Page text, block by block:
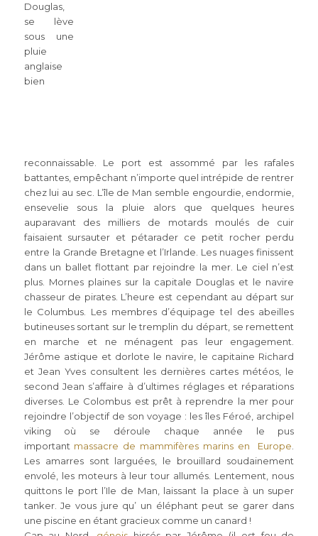
Douglas,
se lève
sous une
pluie
anglaise
bien
reconnaissable. Le port est assommé par les rafales
battantes, empêchant n’importe quel intrépide de rentrer
chez lui au sec. L’île de Man semble engourdie, endormie,
ensevelie sous la pluie alors que quelques heures
auparavant des milliers de motards moulés de cuir
faisaient sursauter et pétarader ce petit rocher perdu
entre la Grande Bretagne et l’Irlande. Les nuages finissent
dans un ballet flottant par rejoindre la mer. Le ciel n’est
plus. Mornes plaines sur la capitale Douglas et le navire
chasseur de pirates. L’heure est cependant au départ sur
le Columbus. Les membres d’équipage tel des abeilles
butineuses sortant sur le tremplin du départ, se remettent
en marche et ne ménagent pas leur engagement.
Jérôme astique et dorlote le navire, le capitaine Richard
et Jean Yves consultent les dernières cartes météos, le
second Jean s’affaire à d’ultimes réglages et réparations
diverses. Le Colombus est prêt à reprendre la mer pour
rejoindre l’objectif de son voyage : les îles Féroé, archipel
viking où se déroule chaque année le pus
important massacre de mammifères marins en Europe
Les amarres sont larguées, le brouillard soudainement
envolé, les moteurs à leur tour allumés. Lentement, nous
quittons le port l’Ile de Man, laissant la place à un super
tanker. Je vous jure qu’ un éléphant peut se garer dans
une piscine en étant gracieux comme un canard !